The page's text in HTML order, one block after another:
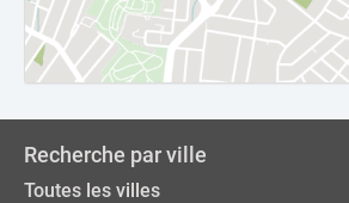
Recherche par ville
Toutes les villes